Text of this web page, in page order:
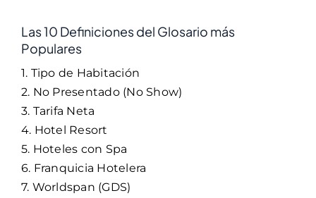
Las 10 Definiciones del Glosario más
Populares
1. Tipo de Habitación
2. No Presentado (No Show)
3. Tarifa Neta
4. Hotel Resort
5. Hoteles con Spa
6. Franquicia Hotelera
7. Worldspan (GDS)